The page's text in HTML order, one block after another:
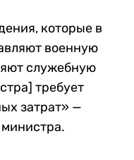
которые в
военную
служебную
требует
затрат» —